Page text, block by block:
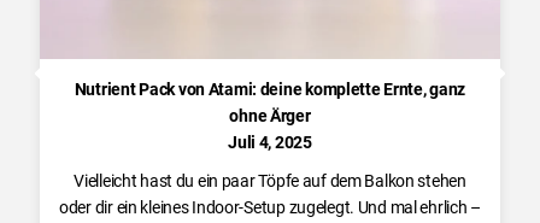
Nutrient Pack von Atami: deine komplette Ernte, ganz
ohne Ärger
Juli 4, 2025
Vielleicht hast du ein paar Töpfe auf dem Balkon stehen
oder dir ein kleines Indoor-Setup zugelegt. Und mal ehrlich –